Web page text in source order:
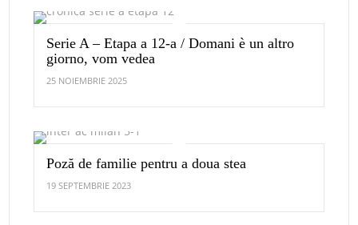
Serie A – Etapa a 12-a / Domani è un altro
giorno, vom vedea
25 NOIEMBRIE 2025
Poză de familie pentru a doua stea
19 SEPTEMBRIE 2023